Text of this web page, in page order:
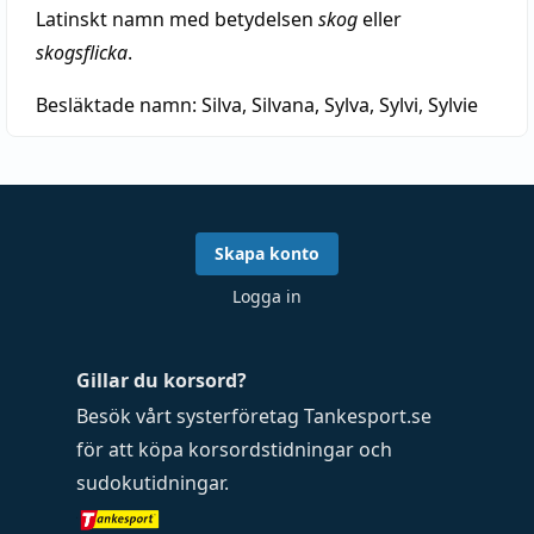
Latinskt namn med betydelsen skogeller
skogsflicka.
Besläktade namn: Silva, Silvana, Sylva, Sylvi, Sylvie
Gillar du korsord?
Besök vårt systerföretag Tankesport.se
för att köpa korsordstidningar och
sudokutidningar.
Skapa konto
Logga in